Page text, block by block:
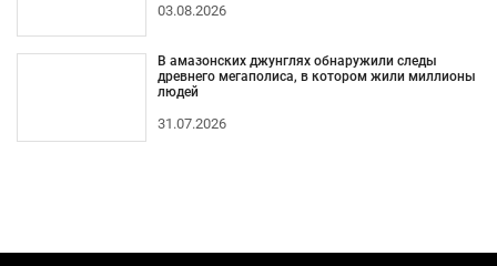
03.08.2026
В амазонских джунглях обнаружили следы
древнего мегаполиса, в котором жили миллионы
людей
31.07.2026